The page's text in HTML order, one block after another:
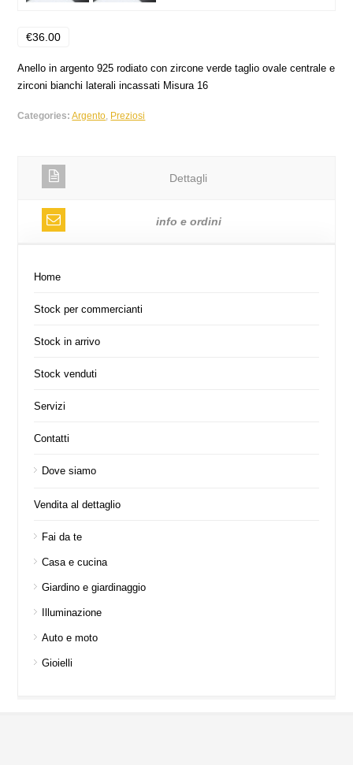
€36.00
Anello in argento 925 rodiato con zircone verde taglio ovale centrale e
zirconi bianchi laterali incassati Misura 16
Categories: Argento, Preziosi
Dettagli
info e ordini
Home
Stock per commercianti
Stock in arrivo
Stock venduti
Servizi
Contatti
Dove siamo
Vendita al dettaglio
Fai da te
Casa e cucina
Giardino e giardinaggio
Illuminazione
Auto e moto
Gioielli